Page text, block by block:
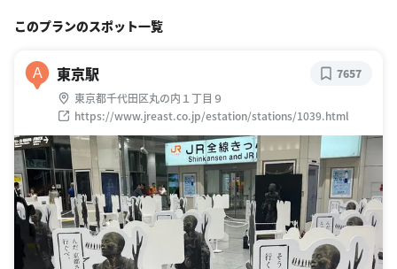
このプランのスポット一覧
A 東京駅
東京都千代田区丸の内１丁目９
https://www.jreast.co.jp/estation/stations/1039.html
7657